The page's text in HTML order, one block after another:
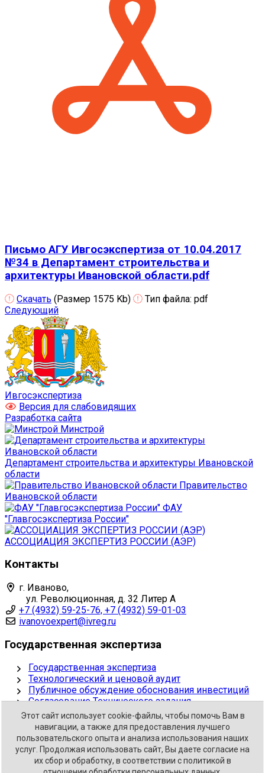
Письмо АГУ Ивгосэкспертиза от 10.04.2017
№34 в Департамент строительства и
архитектуры Ивановской области.pdf
Скачать (Размер 1575 Kb) Тип файла: pdf
Следующий
Ивгосэкспертиза
Версия для слабовидящих
Разработка сайта
Минстрой
Департамент строительства и архитектуры Ивановской
области
Правительство
Ивановской области
ФАУ
"Главгосэкспертиза России"
АССОЦИАЦИЯ ЭКСПЕРТИЗ РОССИИ (АЭР)
Контакты
г. Иваново,
ул. Революционная, д. 32 Литер А
+7 (4932) 59-25-76, +7 (4932) 59-01-03
ivanovoexpert@ivreg.ru
Государственная экспертиза
Государственная экспертиза
Технологический и ценовой аудит
Публичное обсуждение обоснования инвестиций
Согласование Технического задания
Негосударственные услуги
Проверка сметной стоимости
Экспертная оценка раздела ПД
Негосударственная экспертиза
Этот сайт использует cookie-файлы, чтобы помочь Вам в
навигации, а также для предоставления лучшего
пользовательского опыта и анализа использования наших
услуг. Продолжая использовать сайт, Вы даете согласие на
их сбор и обработку, в соответствии с политикой в